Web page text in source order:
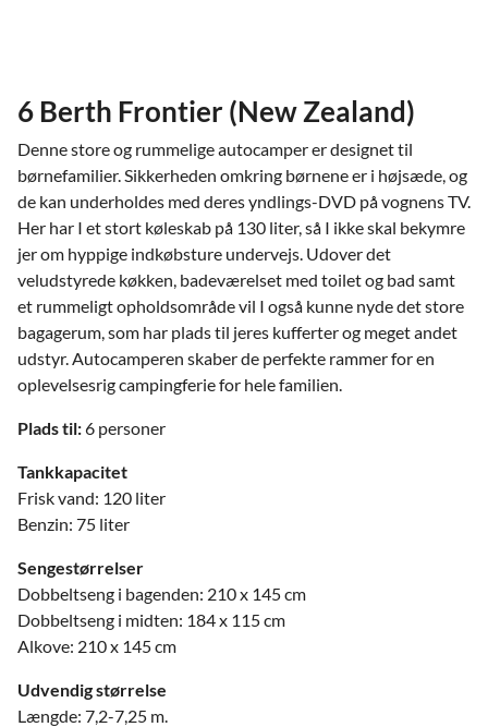
6 Berth Frontier (New Zealand)
Denne store og rummelige autocamper er designet til
børnefamilier. Sikkerheden omkring børnene er i højsæde, og
de kan underholdes med deres yndlings-DVD på vognens TV.
Her har I et stort køleskab på 130 liter, så I ikke skal bekymre
jer om hyppige indkøbsture undervejs. Udover det
veludstyrede køkken, badeværelset med toilet og bad samt
et rummeligt opholdsområde vil I også kunne nyde det store
bagagerum, som har plads til jeres kufferter og meget andet
udstyr. Autocamperen skaber de perfekte rammer for en
oplevelsesrig campingferie for hele familien.
Plads til:6 personer
Tankkapacitet
Frisk vand: 120 liter
Benzin: 75 liter
Sengestørrelser
Dobbeltseng i bagenden: 210 x 145 cm
Dobbeltseng i midten: 184 x 115 cm
Alkove: 210 x 145 cm
Udvendig størrelse
Længde: 7,2-7,25 m.